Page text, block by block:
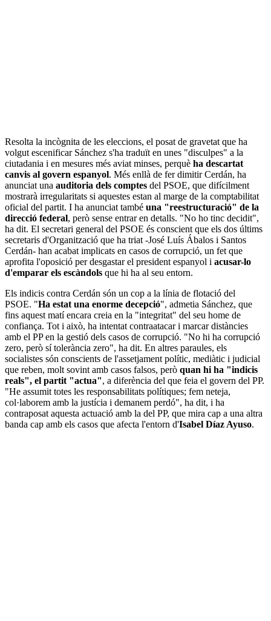
Resolta la incògnita de les eleccions, el posat de gravetat que ha
volgut escenificar Sánchez s'ha traduït en unes "disculpes" a la
ciutadania i en mesures més aviat minses, perquè ha descartat
canvis al govern espanyol. Més enllà de fer dimitir Cerdán, ha
anunciat una auditoria dels comptes del PSOE, que difícilment
mostrarà irregularitats si aquestes estan al marge de la comptabilitat
oficial del partit. I ha anunciat també una "reestructuració" de la
direcció federal, però sense entrar en detalls. "No ho tinc decidit",
ha dit. El secretari general del PSOE és conscient que els dos últims
secretaris d'Organització que ha triat -José Luís Ábalos i Santos
Cerdán- han acabat implicats en casos de corrupció, un fet que
aprofita l'oposició per desgastar el president espanyol i acusar-lo
d'emparar els escàndols que hi ha al seu entorn.
Els indicis contra Cerdán són un cop a la línia de flotació del
PSOE. "Ha estat una enorme decepció", admetia Sánchez, que
fins aquest matí encara creia en la "integritat" del seu home de
confiança. Tot i això, ha intentat contraatacar i marcar distàncies
amb el PP en la gestió dels casos de corrupció. "No hi ha corrupció
zero, però sí tolerància zero", ha dit. En altres paraules, els
socialistes són conscients de l'assetjament polític, mediàtic i judicial
que reben, molt sovint amb casos falsos, però quan hi ha "indicis
reals", el partit "actua", a diferència del que feia el govern del PP.
"He assumit totes les responsabilitats polítiques; fem neteja,
col·laborem amb la justícia i demanem perdó", ha dit, i ha
contraposat aquesta actuació amb la del PP, que mira cap a una altra
banda cap amb els casos que afecta l'entorn d'Isabel Díaz Ayuso.